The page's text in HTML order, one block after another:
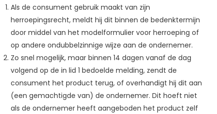
Als de consument gebruik maakt van zijn
herroepingsrecht, meldt hij dit binnen de bedenktermijn
door middel van het modelformulier voor herroeping of
op andere ondubbelzinnige wijze aan de ondernemer.
Zo snel mogelijk, maar binnen 14 dagen vanaf de dag
volgend op de in lid 1 bedoelde melding, zendt de
consument het product terug, of overhandigt hij dit aan
(een gemachtigde van) de ondernemer. Dit hoeft niet
als de ondernemer heeft aangeboden het product zelf